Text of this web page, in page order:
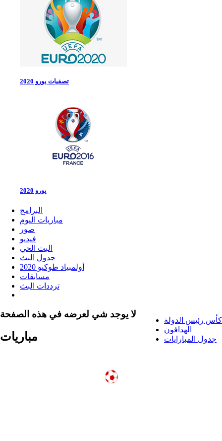
تصفيات يورو 2020
يورو 2020
البرامج
مباريات اليوم
صور
فيديو
البث الحي
جدول البث
أولمبياد طوكيو 2020
مسابقات
ترددات البث
كأس رئيس الدولة
الهدافون
جدول المبارايات
لا يوجد شي لعرضه في هذه الصفحة
مباريات